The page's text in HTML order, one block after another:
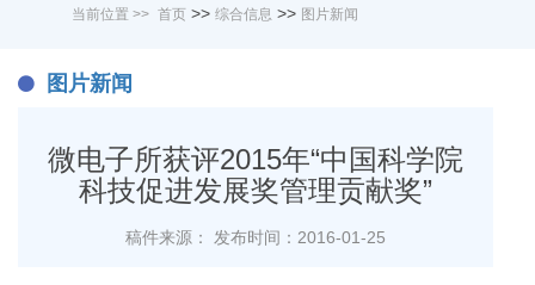
当前位置 >> 首页 >> 综合信息 >> 图片新闻
图片新闻
微电子所获评2015年“中国科学院
科技促进发展奖管理贡献奖”
稿件来源： 发布时间：2016-01-25